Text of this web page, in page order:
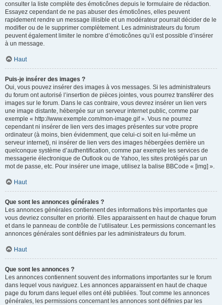
consulter la liste complète des émoticônes depuis le formulaire de rédaction.
Essayez cependant de ne pas abuser des émoticônes, elles peuvent
rapidement rendre un message illisible et un modérateur pourrait décider de le
modifier ou de le supprimer complètement. Les administrateurs du forum
peuvent également limiter le nombre d’émoticônes qu’il est possible d’insérer
à un message.
Haut
Puis-je insérer des images ?
Oui, vous pouvez insérer des images à vos messages. Si les administrateurs
du forum ont autorisé l’insertion de pièces jointes, vous pourrez transférer des
images sur le forum. Dans le cas contraire, vous devrez insérer un lien vers
une image distante, hébergée sur un serveur internet public, comme par
exemple « http://www.exemple.com/mon-image.gif ». Vous ne pourrez
cependant ni insérer de lien vers des images présentes sur votre propre
ordinateur (à moins, bien évidemment, que celui-ci soit en lui-même un
serveur internet), ni insérer de lien vers des images hébergées derrière un
quelconque système d’authentification, comme par exemple les services de
messagerie électronique de Outlook ou de Yahoo, les sites protégés par un
mot de passe, etc. Pour insérer une image, utilisez la balise BBCode « [img] ».
Haut
Que sont les annonces générales ?
Les annonces générales contiennent des informations très importantes que
vous devriez consulter en priorité. Elles apparaissent en haut de chaque forum
et dans le panneau de contrôle de l’utilisateur. Les permissions concernant les
annonces générales sont définies par les administrateurs du forum.
Haut
Que sont les annonces ?
Les annonces contiennent souvent des informations importantes sur le forum
dans lequel vous naviguez. Les annonces apparaissent en haut de chaque
page du forum dans lequel elles ont été publiées. Tout comme les annonces
générales, les permissions concernant les annonces sont définies par les